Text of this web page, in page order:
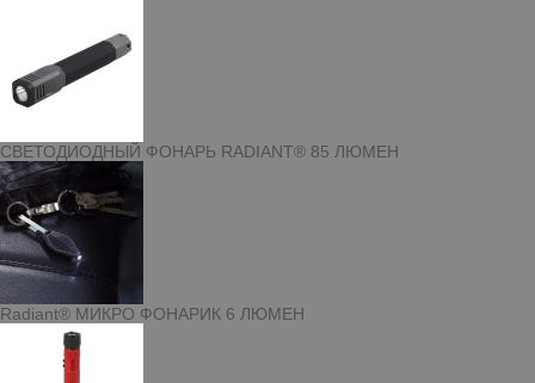
СВЕТОДИОДНЫЙ ФОНАРЬ RADIANT® 85 ЛЮМЕН
Radiant® МИКРО ФОНАРИК 6 ЛЮМЕН